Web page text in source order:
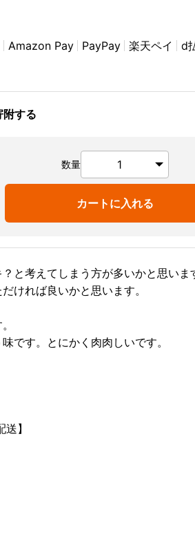
Amazon Pay PayPay 楽天ペイ
d
する
数量
カートに入れる
と考えてしまう方が多いかと思いま
ければ良いかと思います。
です。とにかく肉肉しいです。
】